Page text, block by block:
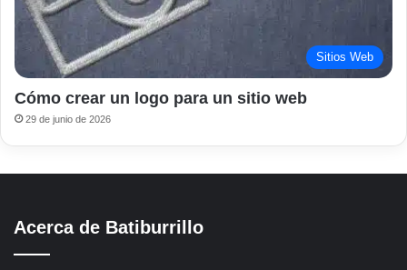
Sitios Web
Cómo crear un logo para un sitio web
29 de junio de 2026
Acerca de Batiburrillo